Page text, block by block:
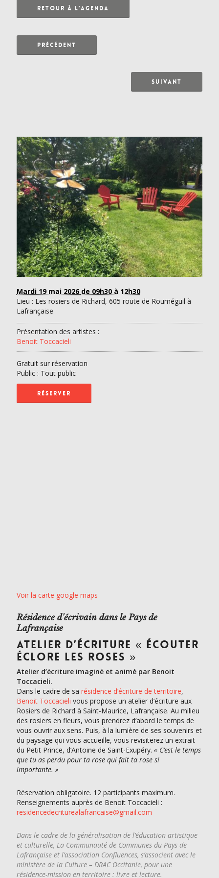
RETOUR À L'AGENDA
PRÉCÉDENT
SUIVANT
Mardi 19 mai 2026 de 09h30 à 12h30
Lieu : Les rosiers de Richard, 605 route de Rouméguil à
Lafrançaise
Présentation des artistes :
Benoit Toccacieli
Gratuit sur réservation
Public : Tout public
RÉSERVER
Voir la carte google maps
Résidence d'écrivain dans le Pays de
Lafrançaise
ATELIER D’ÉCRITURE « ÉCOUTER
ÉCLORE LES ROSES »
Atelier d’écriture imaginé et animé par Benoit
Toccacieli.
Dans le cadre de sa résidence d’écriture de territoire,
Benoit Toccacieli vous propose un atelier d’écriture aux
Rosiers de Richard à Saint-Maurice, Lafrançaise. Au milieu
des rosiers en fleurs, vous prendrez d’abord le temps de
vous ouvrir aux sens. Puis, à la lumière de ses souvenirs et
du paysage qui vous accueille, vous revisiterez un extrait
du Petit Prince, d’Antoine de Saint-Exupéry. « C’est le temps
que tu as perdu pour ta rose qui fait ta rose si
importante. »
Réservation obligatoire. 12 participants maximum.
Renseignements auprès de Benoit Toccacieli :
residencedecriturealafrancaise@gmail.com
Dans le cadre de la généralisation de l’éducation artistique
et culturelle, La Communauté de Communes du Pays de
Lafrançaise et l’association Confluences, s’associent avec le
ministère de la Culture – DRAC Occitanie, pour une
résidence-mission en territoire : livre et lecture.